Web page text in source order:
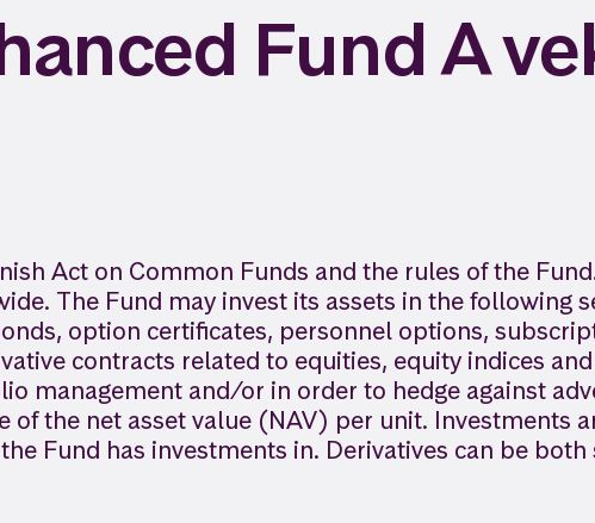
Fund A
Act on Common Funds and the rules of the
The Fund may invest its assets in the following
option certificates, personnel options,
contracts related to equities, equity indices
management and/or in order to hedge against
the net asset value (NAV) per unit. Investments
Fund has investments in. Derivatives can be